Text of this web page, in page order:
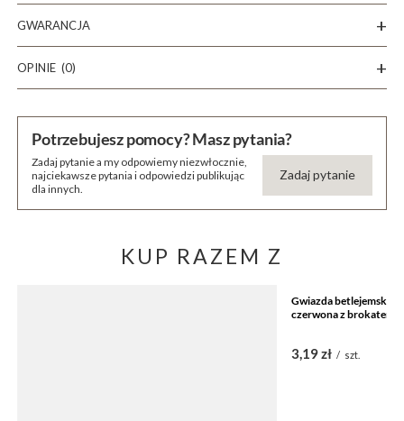
GWARANCJA
OPINIE (0)
Potrzebujesz pomocy? Masz pytania?
Zadaj pytanie a my odpowiemy niezwłocznie,
najciekawsze pytania i odpowiedzi publikując
dla innych.
Zadaj pytanie
KUP RAZEM Z